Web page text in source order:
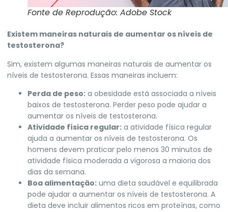
Fonte de Reprodução: Adobe Stock
Existem maneiras naturais de aumentar os níveis de
testosterona?
Sim, existem algumas maneiras naturais de aumentar os
níveis de testosterona. Essas maneiras incluem:
Perda de peso: a obesidade está associada a níveis
baixos de testosterona. Perder peso pode ajudar a
aumentar os níveis de testosterona.
Atividade física regular: a atividade física regular
ajuda a aumentar os níveis de testosterona. Os
homens devem praticar pelo menos 30 minutos de
atividade física moderada a vigorosa a maioria dos
dias da semana.
Boa alimentação: uma dieta saudável e equilibrada
pode ajudar a aumentar os níveis de testosterona. A
dieta deve incluir alimentos ricos em proteínas, como